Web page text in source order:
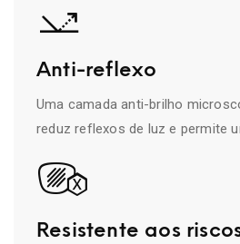
Anti-reflexo
Uma camada anti-brilho
reduz reflexos de luz e permite
Resistente aos